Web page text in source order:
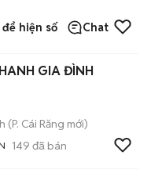
để hiện số Chat
GIA ĐÌNH
(P. Cái Răng mới)
149 đã bán